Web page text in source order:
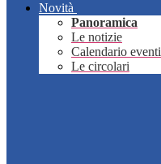
Novità
Panoramica
Le notizie
Calendario eventi
Le circolari